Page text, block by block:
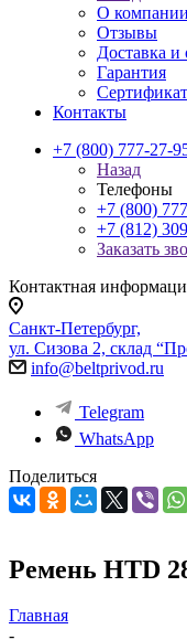
О компании
Отзывы
Доставка и
Гарантия
Контакты
+7 (800) 777-27-
Назад
Телефоны
+7 (800)
+7 (812)
Заказать
Контактная
Санкт-Петербург,
ул. Сизова 2, склад
info@beltprivod.ru
Telegram
WhatsApp
Поделиться
Ремень HTD
Главная
-